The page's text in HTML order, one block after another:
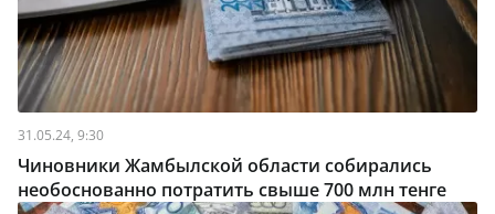
31.05.24, 9:30
Чиновники Жамбылской области собирались
необоснованно потратить свыше 700 млн тенге